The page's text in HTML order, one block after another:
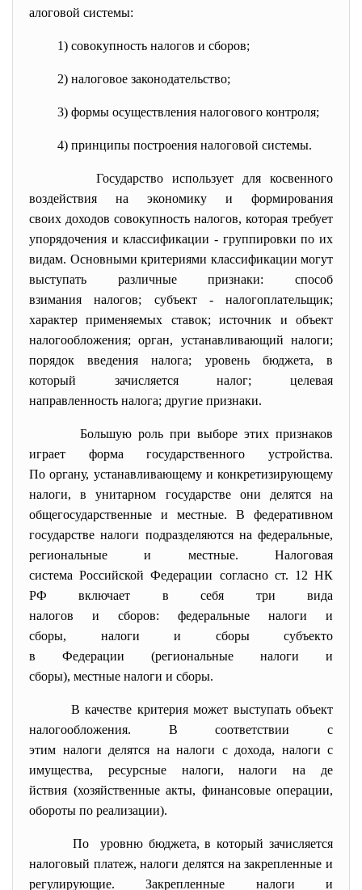
алоговой системы:
1) совокупность налогов и сборов;
2) налоговое законодательство;
3) формы осуществления налогового контроля;
4) принципы построения налоговой системы.
Государствоиспользует для косвенного
воздействия на экономику и формирования
своих доходов совокупность налогов, которая требует
упорядочения и классификации - группировки по их
видам. Основными критериями классификации могут
выступать различные признаки: способ
взиманияналогов; субъект - налогоплательщик;
характер применяемых ставок; источник и объект
налогообложения;орган, устанавливающийналоги;
порядок введенияналога; уровень бюджета, в
который зачисляетсяналог; целевая
направленность налога; другие признаки.
Большую роль при выборе этих признаков
играет форма государственного устройства.
Пооргану, устанавливающему и конкретизирующему
налоги, вунитарном государстве они делятся на
общегосударственные и местные. В федеративном
государственалоги подразделяются на федеральные,
региональные и местные. Налоговая
системаРоссийскойФедерации согласно ст. 12 НК
РФ включает в себя три вида
налогов и сборов: федеральные налоги и
сборы, налоги и сборы субъекто
в Федерации (региональные налоги и
сборы), местные налоги и сборы.
Вкачестве критерия может выступатьобъект
налогообложения. В соответствии с
этим налоги делятся на налоги с дохода, налоги с
имущества, ресурсные налоги,налогина де
йствия (хозяйственные акты, финансовые операции,
обороты по реализации).
По уровню бюджета, в который зачисляется
налоговый платеж,налоги делятся на закрепленные и
регулирующие. Закрепленные налогии